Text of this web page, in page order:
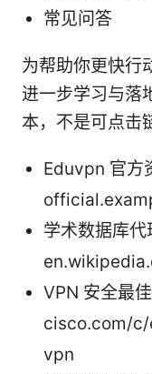
常见问答
为帮助你更快行
进一步学习与落
本，不是可点击
Eduvpn 官
学术数据库
VPN 安全最
cisco.com/
vpn